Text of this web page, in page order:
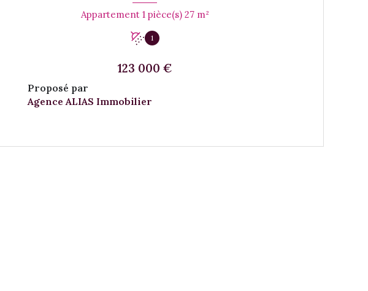
Appartement 1 pièce(s) 27 m²
1
123 000 €
Proposé par
Agence ALIAS Immobilier